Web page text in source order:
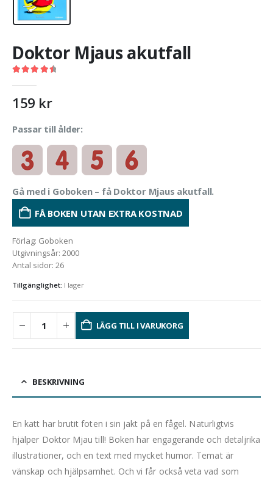
Doktor Mjaus akutfall
159 kr
Passar till ålder:
Gå med i Goboken – få Doktor Mjaus akutfall.
FÅ BOKEN UTAN EXTRA KOSTNAD
Förlag: Goboken
Utgivningsår: 2000
Antal sidor: 26
Tillgänglighet: I lager
LÄGG TILL I VARUKORG
BESKRIVNING
En katt har brutit foten i sin jakt på en fågel. Naturligtvis
hjälper Doktor Mjau till! Boken har engagerande och detaljrika
illustrationer, och en text med mycket humor. Temat är
vänskap och hjälpsamhet. Och vi får också veta vad som